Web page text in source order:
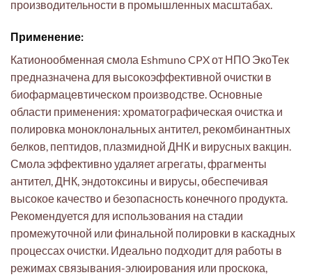
производительности в промышленных масштабах.
Применение:
Катионообменная смола Eshmuno CPX от НПО ЭкоТек
предназначена для высокоэффективной очистки в
биофармацевтическом производстве. Основные
области применения: хроматографическая очистка и
полировка моноклональных антител, рекомбинантных
белков, пептидов, плазмидной ДНК и вирусных вакцин.
Смола эффективно удаляет агрегаты, фрагменты
антител, ДНК, эндотоксины и вирусы, обеспечивая
высокое качество и безопасность конечного продукта.
Рекомендуется для использования на стадии
промежуточной или финальной полировки в каскадных
процессах очистки. Идеально подходит для работы в
режимах связывания-элюирования или проскока,